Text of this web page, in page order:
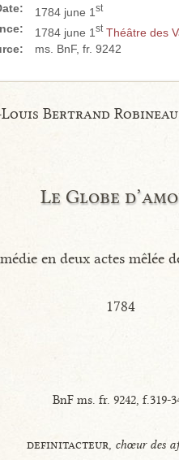
1784 june 1 st
1784 june 1 st Théâtre des
ms. BnF, fr. 9242
Bertrand
Le Globe
en deux actes mêlée
1784
BnF ms. fr. 9242, f.319-
definitacteur, chœur des